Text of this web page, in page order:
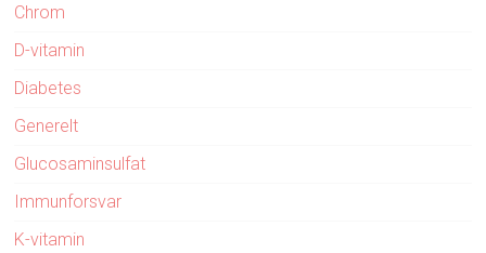
Chrom
D-vitamin
Diabetes
Generelt
Glucosaminsulfat
Immunforsvar
K-vitamin